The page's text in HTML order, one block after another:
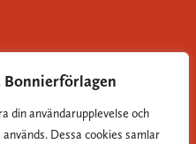
Bonnierförlagen
din användarupplevelse och
Dessa cookies samlar